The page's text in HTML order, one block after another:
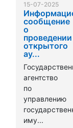
15-07-2025
сообщение
о
проведении
открытого
ау...
агентство
по
управлению
иму...